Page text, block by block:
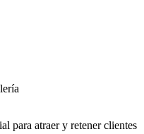
para atraer y retener clientes